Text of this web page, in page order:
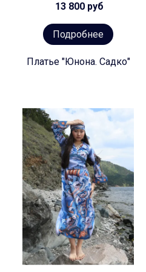
13 800 руб
Подробнее
Платье "Юнона. Садко"